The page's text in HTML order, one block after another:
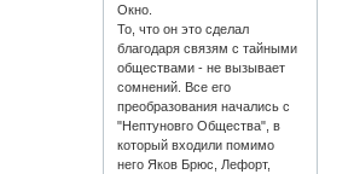
Окно.
То, что он это сделал
благодаря связям с тайными
обществами - не вызывает
сомнений. Все его
преобразования начались с
"Нептуновго Общества", в
который входили помимо
него Яков Брюс, Лефорт,